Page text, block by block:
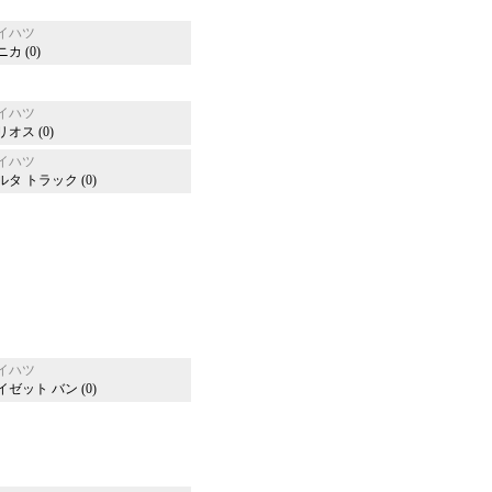
ハツ
カ (0)
ハツ
オス (0)
ハツ
タ トラック (0)
ハツ
ゼット バン (0)